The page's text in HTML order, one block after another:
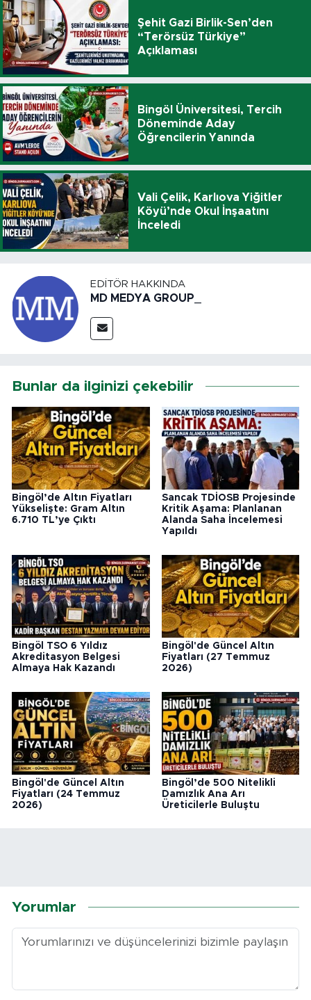
Şehit Gazi Birlik-Sen’den
“Terörsüz Türkiye”
Açıklaması
Bingöl Üniversitesi, Tercih
Döneminde Aday
Öğrencilerin Yanında
Vali Çelik, Karlıova Yiğitler
Köyü’nde Okul İnşaatını
İnceledi
EDITÖR HAKKINDA
MD MEDYA GROUP_
Bunlar da ilginizi çekebilir
Bingöl’de Altın Fiyatları
Yükselişte: Gram Altın
6.710 TL’ye Çıktı
Sancak TDİOSB Projesinde
Kritik Aşama: Planlanan
Alanda Saha İncelemesi
Yapıldı
Bingöl TSO 6 Yıldız
Akreditasyon Belgesi
Almaya Hak Kazandı
Bingöl'de Güncel Altın
Fiyatları (27 Temmuz
2026)
Bingöl'de Güncel Altın
Fiyatları (24 Temmuz
2026)
Bingöl’de 500 Nitelikli
Damızlık Ana Arı
Üreticilerle Buluştu
Yorumlar